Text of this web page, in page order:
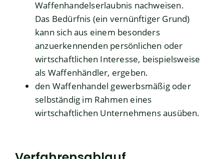
Waffenhandelserlaubnis nachweisen.
Das Bedürfnis (ein vernünftiger Grund)
kann sich aus einem besonders
anzuerkennenden persönlichen oder
wirtschaftlichen Interesse, beispielsweise
als Waffenhändler, ergeben.
den Waffenhandel gewerbsmäßig oder
selbständig im Rahmen eines
wirtschaftlichen Unternehmens ausüben.